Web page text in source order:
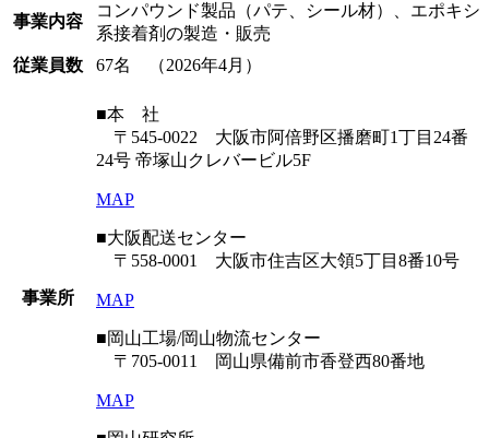
事業内容
コンパウンド製品（パテ、シール材）、エポキシ
系接着剤の製造・販売
従業員数
67名 （2026年4月）
事業所
■本 社
〒545-0022 大阪市阿倍野区播磨町1丁目24番
24号 帝塚山クレバービル5F
MAP
■大阪配送センター
〒558-0001 大阪市住吉区大領5丁目8番10号
MAP
■岡山工場/岡山物流センター
〒705-0011 岡山県備前市香登西80番地
MAP